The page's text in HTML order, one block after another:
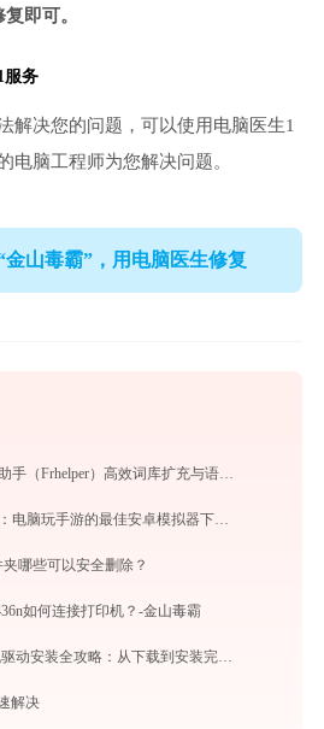
即可。
服务
解决您的问题，可以使用电脑医生1
电脑工程师为您解决问题。
山毒霸”，用电脑医生修复
法语学习神器：法语助手（Frhelper）高效词库扩充与语法攻克秘籍：frhelper.ijinshan.com 安全绿色指南
雷电模拟器完全攻略：电脑玩手游的最佳安卓模拟器下载安装与优化配置指南
夹哪些可以安全删除？
如何连接打印机？-金山毒霸
惠普M1216nfh打印机驱动安装全攻略：从下载到安装完全教程
解决